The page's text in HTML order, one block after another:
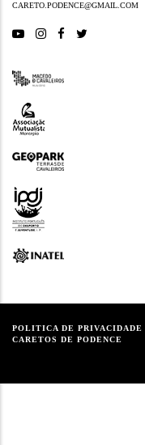
CARETO.PODENCE@GMAIL.COM
POLITICA DE PRIVACIDADE
CARETOS DE PODENCE